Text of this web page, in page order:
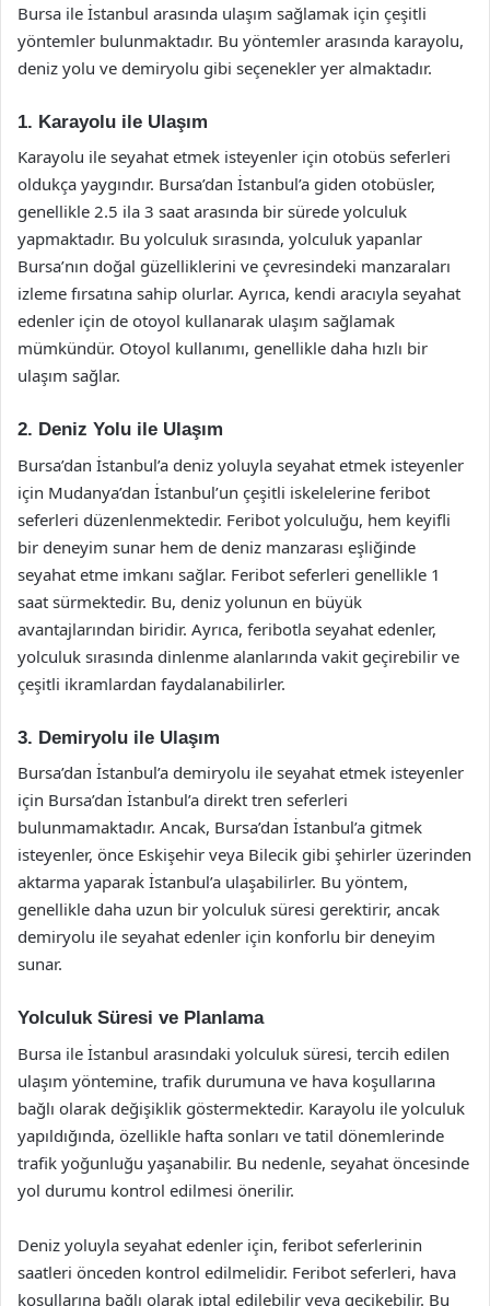
Bursa ile İstanbul arasında ulaşım sağlamak için çeşitli
yöntemler bulunmaktadır. Bu yöntemler arasında karayolu,
deniz yolu ve demiryolu gibi seçenekler yer almaktadır.
1. Karayolu ile Ulaşım
Karayolu ile seyahat etmek isteyenler için otobüs seferleri
oldukça yaygındır. Bursa’dan İstanbul’a giden otobüsler,
genellikle 2.5 ila 3 saat arasında bir sürede yolculuk
yapmaktadır. Bu yolculuk sırasında, yolculuk yapanlar
Bursa’nın doğal güzelliklerini ve çevresindeki manzaraları
izleme fırsatına sahip olurlar. Ayrıca, kendi aracıyla seyahat
edenler için de otoyol kullanarak ulaşım sağlamak
mümkündür. Otoyol kullanımı, genellikle daha hızlı bir
ulaşım sağlar.
2. Deniz Yolu ile Ulaşım
Bursa’dan İstanbul’a deniz yoluyla seyahat etmek isteyenler
için Mudanya’dan İstanbul’un çeşitli iskelelerine feribot
seferleri düzenlenmektedir. Feribot yolculuğu, hem keyifli
bir deneyim sunar hem de deniz manzarası eşliğinde
seyahat etme imkanı sağlar. Feribot seferleri genellikle 1
saat sürmektedir. Bu, deniz yolunun en büyük
avantajlarından biridir. Ayrıca, feribotla seyahat edenler,
yolculuk sırasında dinlenme alanlarında vakit geçirebilir ve
çeşitli ikramlardan faydalanabilirler.
3. Demiryolu ile Ulaşım
Bursa’dan İstanbul’a demiryolu ile seyahat etmek isteyenler
için Bursa’dan İstanbul’a direkt tren seferleri
bulunmamaktadır. Ancak, Bursa’dan İstanbul’a gitmek
isteyenler, önce Eskişehir veya Bilecik gibi şehirler üzerinden
aktarma yaparak İstanbul’a ulaşabilirler. Bu yöntem,
genellikle daha uzun bir yolculuk süresi gerektirir, ancak
demiryolu ile seyahat edenler için konforlu bir deneyim
sunar.
Yolculuk Süresi ve Planlama
Bursa ile İstanbul arasındaki yolculuk süresi, tercih edilen
ulaşım yöntemine, trafik durumuna ve hava koşullarına
bağlı olarak değişiklik göstermektedir. Karayolu ile yolculuk
yapıldığında, özellikle hafta sonları ve tatil dönemlerinde
trafik yoğunluğu yaşanabilir. Bu nedenle, seyahat öncesinde
yol durumu kontrol edilmesi önerilir.
Deniz yoluyla seyahat edenler için, feribot seferlerinin
saatleri önceden kontrol edilmelidir. Feribot seferleri, hava
koşullarına bağlı olarak iptal edilebilir veya gecikebilir. Bu